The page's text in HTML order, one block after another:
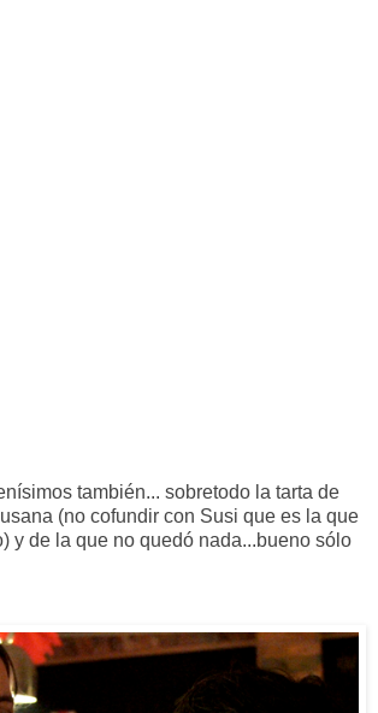
también... sobretodo la tarta de
(no cofundir con Susi que es la que
y de la que no quedó nada...bueno sólo